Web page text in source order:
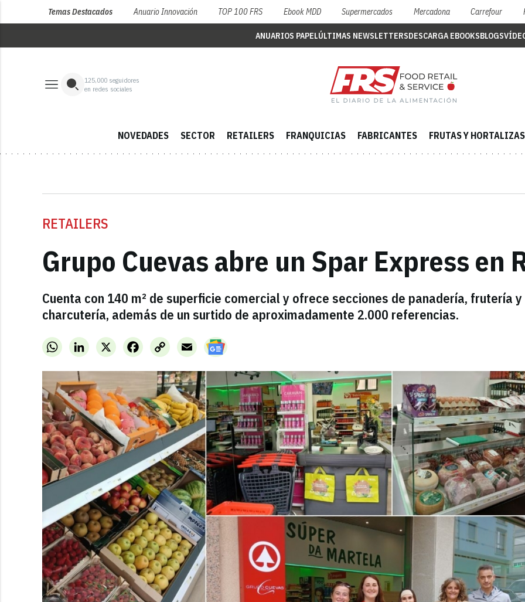
Temas Destacados Anuario Innovación TOP 100 FRS Ebook MDD Supermercados Mercadona Carrefour
ANUARIOS PAPELÚLTIMAS NEWSLETTERSDESCARGA EBOOKSBLOGS
125,000 seguidores
en redes sociales
NOVEDADES SECTOR RETAILERS FRANQUICIAS FABRICANTES FRUTAS Y HORTALIZAS
RETAILERS
Grupo Cuevas abre un Spar Express en
Cuenta con 140 m² de superficie comercial y ofrece secciones de panadería, frutería y
charcutería, además de un surtido de aproximadamente 2.000 referencias.
WhatsAppLinkedInX FacebookCopy
Link
Email